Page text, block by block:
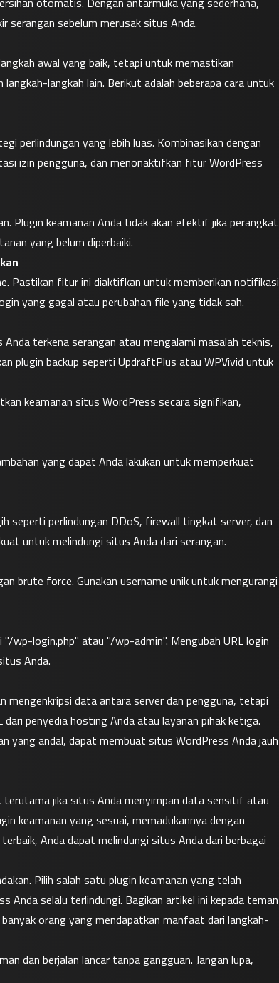
serangan sebelum merusak situs Anda.
awal yang baik, tetapi untuk memastikan
langkah lain. Berikut adalah beberapa cara untuk
perlindungan yang lebih luas. Kombinasikan dengan
izin pengguna, dan menonaktifkan fitur WordPress
Plugin keamanan Anda tidak akan efektif jika perangkat
yang belum diperbaiki.
Pastikan fitur ini diaktifkan untuk memberikan notifikasi
yang gagal atau perubahan file yang tidak sah.
terkena serangan atau mengalami masalah teknis,
plugin backup seperti UpdraftPlus atau WPVivid untuk
keamanan situs WordPress secara signifikan,
yang dapat Anda lakukan untuk memperkuat
seperti perlindungan DDoS, firewall tingkat server, dan
untuk melindungi situs Anda dari serangan.
brute force. Gunakan username unik untuk mengurangi
wp-login.php" atau "/wp-admin". Mengubah URL login
Anda.
mengenkripsi data antara server dan pengguna, tetapi
penyedia hosting Anda atau layanan pihak ketiga.
yang andal, dapat membuat situs WordPress Anda jauh
terutama jika situs Anda menyimpan data sensitif atau
keamanan yang sesuai, memadukannya dengan
Anda dapat melindungi situs Anda dari berbagai
Pilih salah satu plugin keamanan yang telah
Anda selalu terlindungi. Bagikan artikel ini kepada teman
orang yang mendapatkan manfaat dari langkah-
dan berjalan lancar tanpa gangguan. Jangan lupa,